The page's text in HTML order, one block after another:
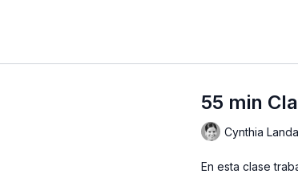
55 min
Cynthia Landa
En esta clase trabajarás la rotación exterior de cadera,